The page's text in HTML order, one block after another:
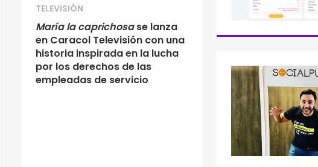
TELEVISIÓN
María la caprichosase lanza
en Caracol Televisión con una
historia inspirada en la lucha
por los derechos de las
empleadas de servicio